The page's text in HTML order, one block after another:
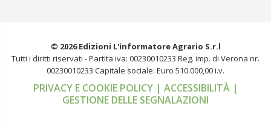
© 2026 Edizioni L'informatore Agrario S.r.l
Tutti i diritti riservati -Partita iva: 00230010233 Reg. imp. di Verona nr.
00230010233 Capitale sociale: Euro 510.000,00 i.v.
PRIVACY E COOKIE POLICY | ACCESSIBILITÀ |
GESTIONE DELLE SEGNALAZIONI